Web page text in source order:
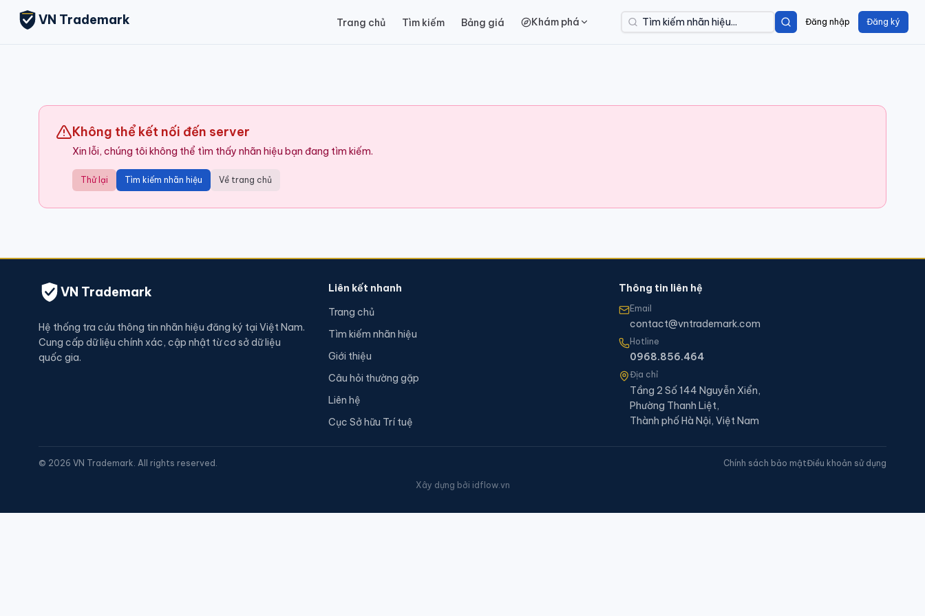
VN Trademark Trang chủ Tìm kiếm Bảng giá Khám phá Đăng nhập Đăng ký
Không thể kết nối đến server
Xin lỗi, chúng tôi không thể tìm thấy nhãn hiệu bạn đang tìm kiếm.
Thử lại Tìm kiếm nhãn hiệu Về trang chủ
VN Trademark
Hệ thống tra cứu thông tin nhãn hiệu đăng ký tại Việt Nam.
Cung cấp dữ liệu chính xác, cập nhật từ cơ sở dữ liệu
quốc gia.
Liên kết nhanh
Trang chủ
Tìm kiếm nhãn hiệu
Giới thiệu
Câu hỏi thường gặp
Liên hệ
Cục Sở hữu Trí tuệ
Thông tin liên hệ
Email
contact@vntrademark.com
Hotline
0968.856.464
Địa chỉ
Tầng 2 Số 144 Nguyễn Xiển,
Phường Thanh Liệt,
Thành phố Hà Nội, Việt Nam
© 2026 VN Trademark. All rights reserved. Chính sách bảo mậtĐiều khoản sử dụng
Xây dựng bởi idflow.vn